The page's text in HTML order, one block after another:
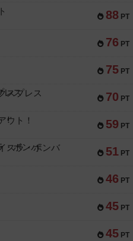
88 PT
76 PT
75 PT
70 PT
スプレス
59 PT
ウト！
51 PT
スラ・ボンバ
46 PT
45 PT
45 PT